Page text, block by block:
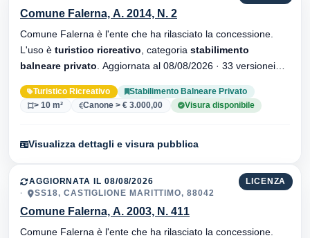
Comune Falerna, A. 2014, N. 2
Comune Falerna è l'ente che ha rilasciato la concessione.
L'uso è turistico ricreativo , categoria stabilimento
balneare privato
Turistico Ricreativo
Stabilimento Balneare Privato
> 10 m²
Canone > € 3.000,00 Visura disponibile
Visualizza dettagli e visura pubblica
LICENZA
AGGIORNATA IL 08/08/2026
SS18, CASTIGLIONE MARITTIMO, 88042
Comune Falerna, A. 2003, N. 411
Comune Falerna è l'ente che ha rilasciato la concessione.